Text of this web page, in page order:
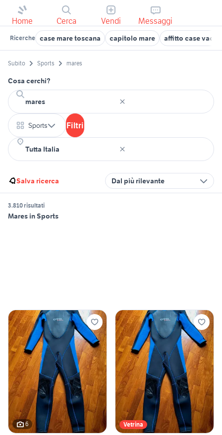
Home Cerca Vendi Messaggi
Ricerche case mare toscana capitolo mare affitto case
Subito Sports mares
Cosa cerchi?
Sports Filtri
Salva ricerca Dal più rilevante
3.810 risultati
Mares in Sports
6 Vetrina